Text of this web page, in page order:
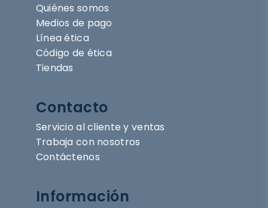
Quiénes somos
Medios de pago
Línea ética
Código de ética
Tiendas
Contacto
Servicio al cliente y ventas
Trabaja con nosotros
Contáctenos
Información